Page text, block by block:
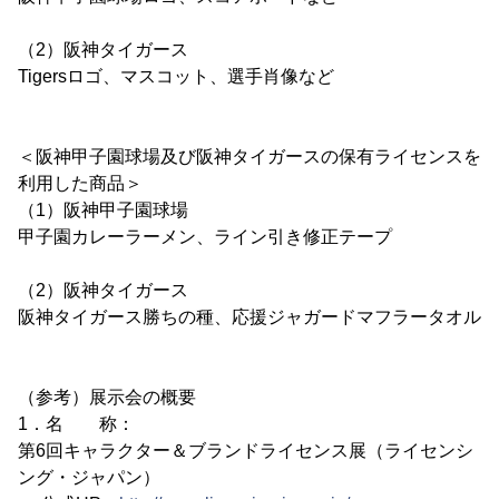
（2）阪神タイガース
Tigersロゴ、マスコット、選手肖像など
＜阪神甲子園球場及び阪神タイガースの保有ライセンスを
利用した商品＞
（1）阪神甲子園球場
甲子園カレーラーメン、ライン引き修正テープ
（2）阪神タイガース
阪神タイガース勝ちの種、応援ジャガードマフラータオル
（参考）展示会の概要
1．名 称：
第6回キャラクター＆ブランドライセンス展（ライセンシ
ング・ジャパン）